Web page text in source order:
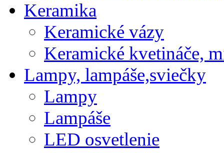
Keramika
Keramické vázy
Keramické kvetináče,
Lampy, lampáše,sviečky
Lampy
Lampáše
LED osvetlenie